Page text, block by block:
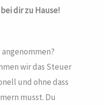
dir zu Hause!
wir das Steuer
und ohne dass
musst. Du